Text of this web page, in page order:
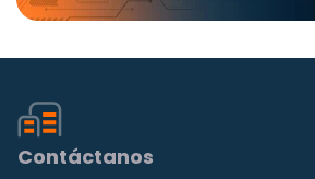
Contáctanos